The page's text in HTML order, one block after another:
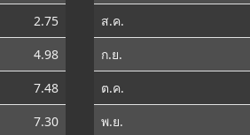
2.75
4.98
7.48
7.30
ส.ค.
ก.ย.
ต.ค.
พ.ย.